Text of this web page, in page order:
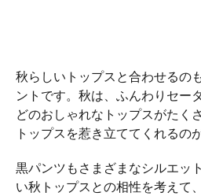
秋らしいトップスと合わせるの
ントです。秋は、ふんわりセー
どのおしゃれなトップスがたく
トップスを惹き立ててくれるの
黒パンツもさまざまなシルエッ
い秋トップスとの相性を考えて